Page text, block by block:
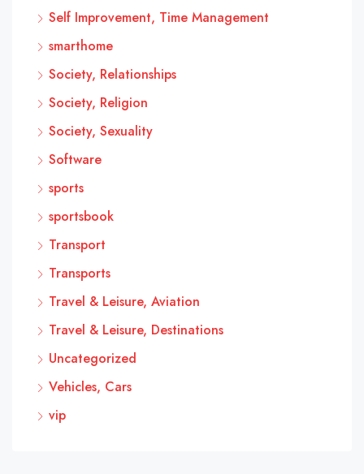
Self Improvement, Time Management
smarthome
Society, Relationships
Society, Religion
Society, Sexuality
Software
sports
sportsbook
Transport
Transports
Travel & Leisure, Aviation
Travel & Leisure, Destinations
Uncategorized
Vehicles, Cars
vip